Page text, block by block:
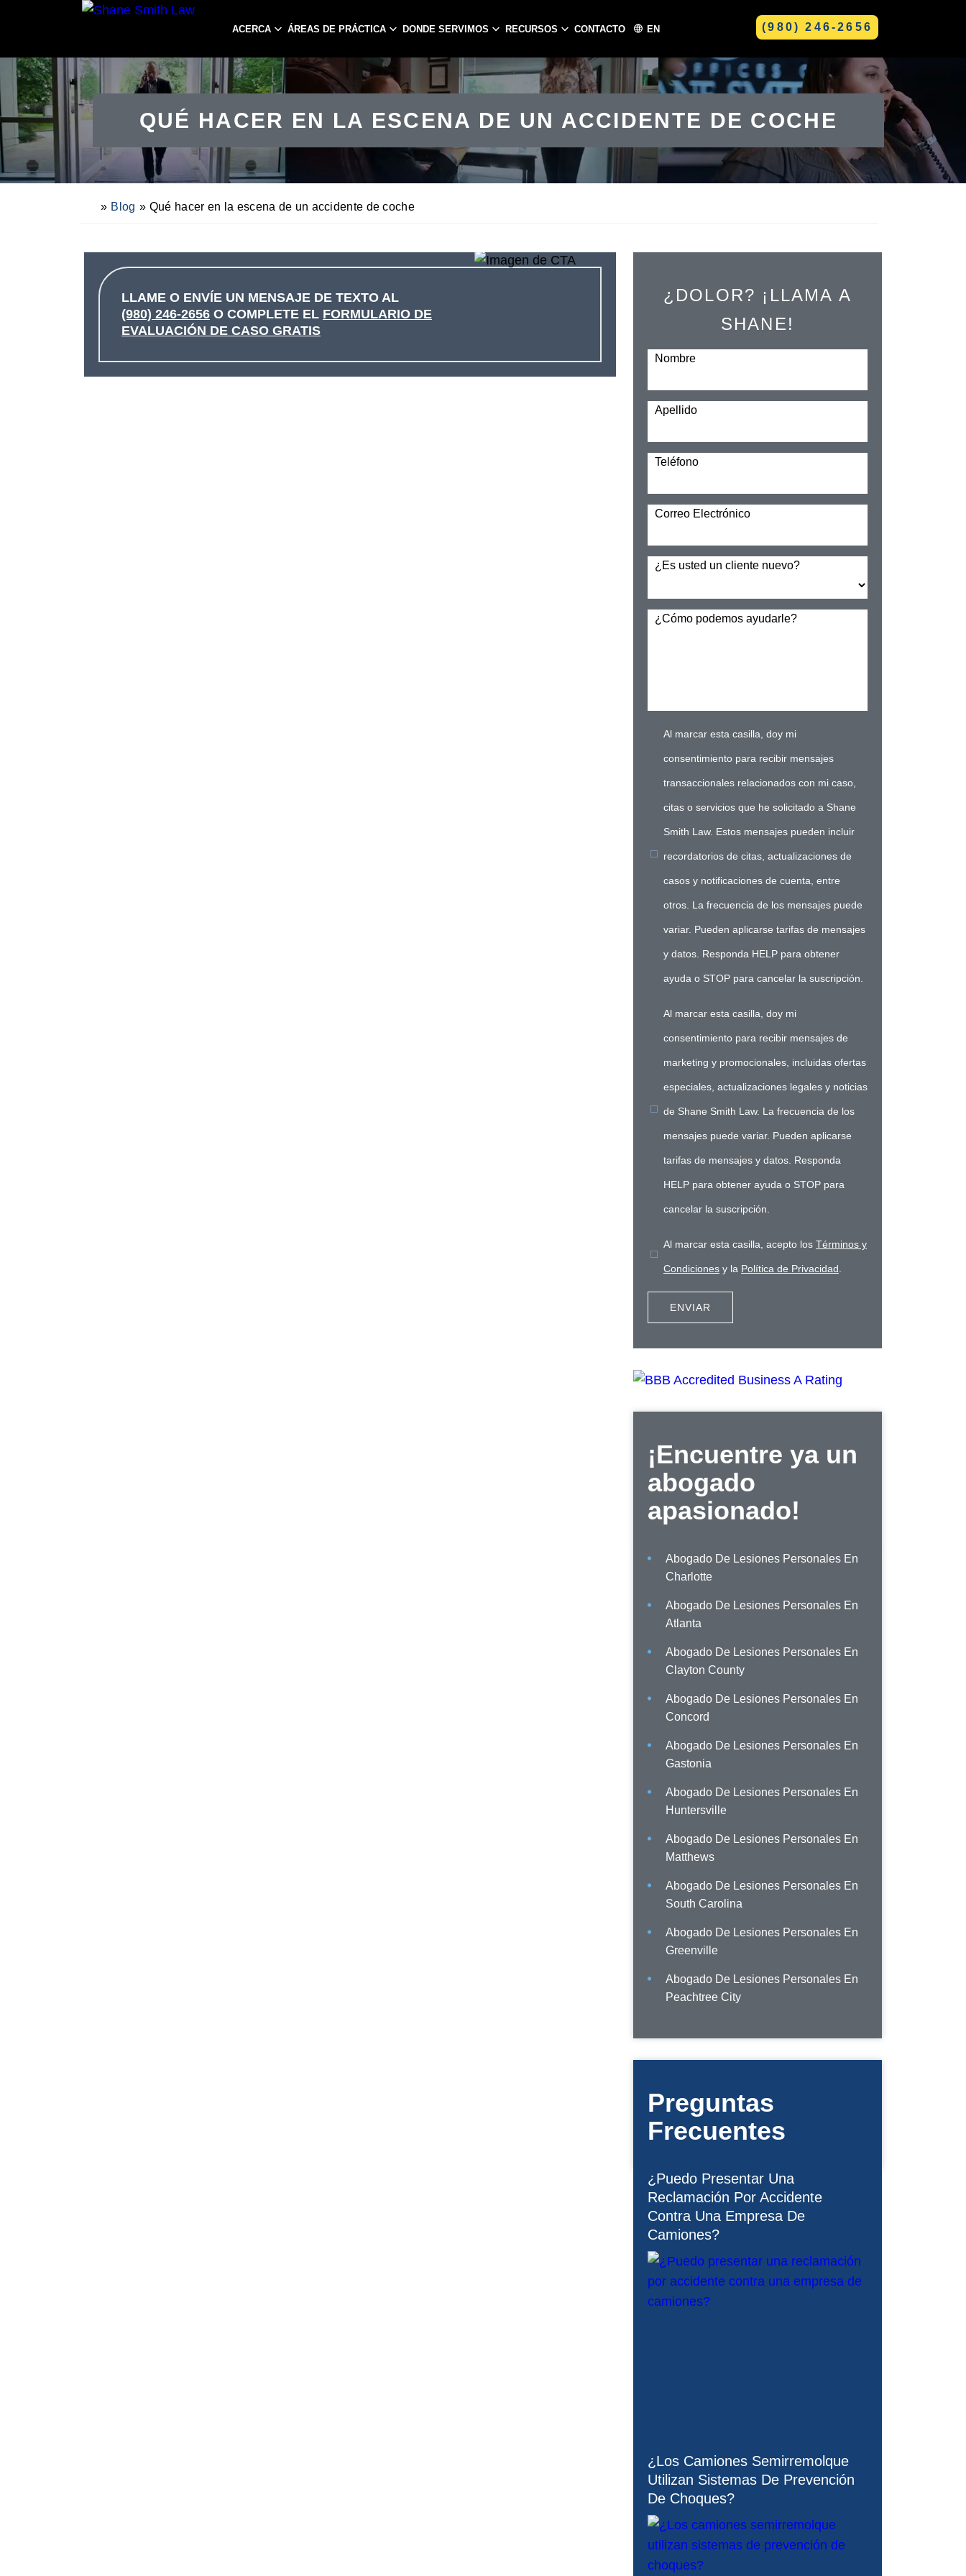
ACERCA ÁREAS DE PRÁCTICA DONDE SERVIMOS
PEACHTREE CITY GASTONIA
CONCORD
HUNTERSVILLE
RECURSOS CONTACTO EN (980) 246-2656
QUÉ HACER EN LA ESCENA DE UN ACCIDENTE DE COCHE
» Blog » Qué hacer en la escena de un accidente de coche
LLAME O ENVÍE UN MENSAJE DE TEXTO AL
(980) 246-2656 O COMPLETE EL FORMULARIO DE
EVALUACIÓN DE CASO GRATIS
¿DOLOR? ¡LLAMA A
SHANE!
Nombre
Apellido
Teléfono
Correo Electrónico
¿Es usted un cliente nuevo?
¿Cómo podemos ayudarle?
Al marcar esta casilla, doy mi
consentimiento para recibir mensajes
transaccionales relacionados con mi caso,
citas o servicios que he solicitado a Shane
Smith Law. Estos mensajes pueden incluir
recordatorios de citas, actualizaciones de
casos y notificaciones de cuenta, entre
otros. La frecuencia de los mensajes puede
variar. Pueden aplicarse tarifas de mensajes
y datos. Responda HELP para obtener
ayuda o STOP para cancelar la suscripción.
Al marcar esta casilla, doy mi
consentimiento para recibir mensajes de
marketing y promocionales, incluidas ofertas
especiales, actualizaciones legales y noticias
de Shane Smith Law. La frecuencia de los
mensajes puede variar. Pueden aplicarse
tarifas de mensajes y datos. Responda
HELP para obtener ayuda o STOP para
cancelar la suscripción.
Al marcar esta casilla, acepto los Términos y
Condiciones y la Política de Privacidad
¡Encuentre ya un
abogado
apasionado!
Abogado De Lesiones Personales En
Charlotte
Abogado De Lesiones Personales En
Atlanta
Abogado De Lesiones Personales En
Clayton County
Abogado De Lesiones Personales En
Concord
Abogado De Lesiones Personales En
Gastonia
Abogado De Lesiones Personales En
Huntersville
Abogado De Lesiones Personales En
Matthews
Abogado De Lesiones Personales En
South Carolina
Abogado De Lesiones Personales En
Greenville
Abogado De Lesiones Personales En
Peachtree City
Preguntas
Frecuentes
¿Puedo Presentar Una
Reclamación Por Accidente
Contra Una Empresa De
Camiones?
¿Los Camiones Semirremolque
Utilizan Sistemas De Prevención
De Choques?